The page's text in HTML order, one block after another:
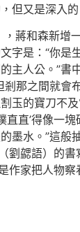
但又是深入的
蔣和森新增
字是：“你是
主人公。”書
剎那之間就會
玉的寶刀不
直直’得像一
墨水。”這般
劉勰語）的
作家把人物